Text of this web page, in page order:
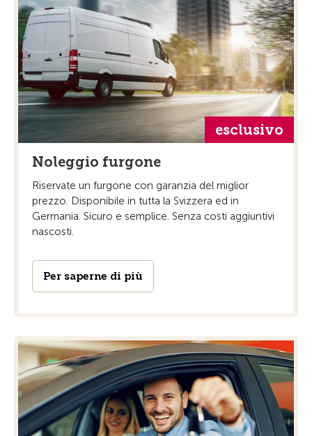
esclusivo
Noleggio furgone
Riservate un furgone con garanzia del miglior
prezzo. Disponibile in tutta la Svizzera ed in
Germania. Sicuro e semplice. Senza costi aggiuntivi
nascosti.
Per saperne di più